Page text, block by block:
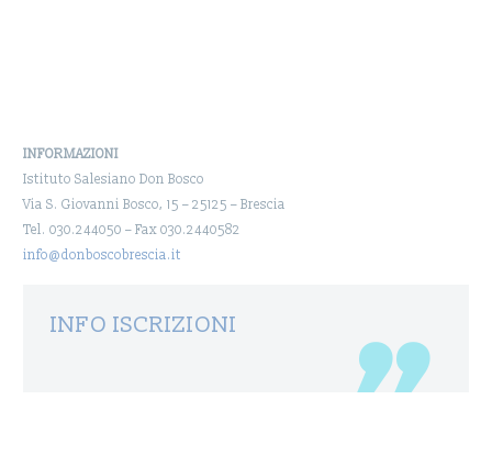
INFORMAZIONI
Istituto Salesiano Don Bosco
Via S. Giovanni Bosco, 15 – 25125 – Brescia
Tel. 030.244050 – Fax 030.2440582
info@donboscobrescia.it
INFO ISCRIZIONI